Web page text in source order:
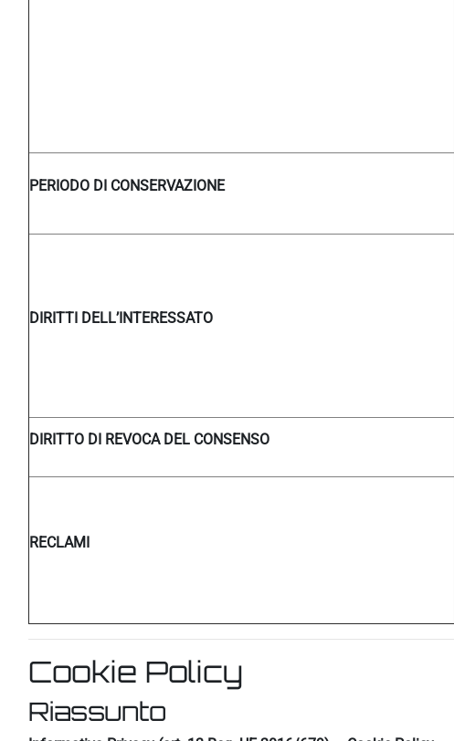
PERIODO DI CONSERVAZIONE
DIRITTI DELL’INTERESSATO
DIRITTO DI REVOCA DEL CONSENSO
RECLAMI
Cookie Policy
Riassunto